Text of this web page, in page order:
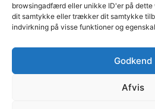
browsingadfærd eller unikke ID'er på
dit samtykke eller trækker dit samtykke
indvirkning på visse funktioner og
Godkend
Afvis
Bygget med
Restaurant